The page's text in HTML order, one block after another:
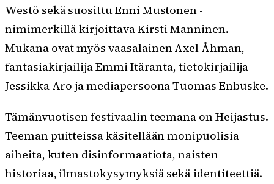
Westö sekä suosittu Enni Mustonen -
nimimerkillä kirjoittava Kirsti Manninen.
Mukana ovat myös vaasalainen Axel Åhman,
fantasiakirjailija Emmi Itäranta, tietokirjailija
Jessikka Aro ja mediapersoona Tuomas Enbuske.
Tämänvuotisen festivaalin teemana on Heijastus.
Teeman puitteissa käsitellään monipuolisia
aiheita, kuten disinformaatiota, naisten
historiaa, ilmastokysymyksiä sekä identiteettiä.